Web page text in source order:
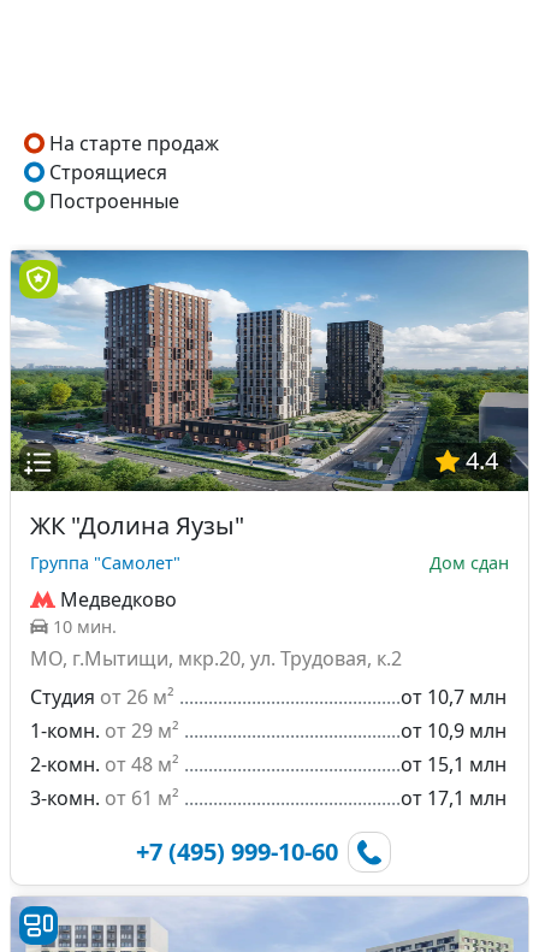
На старте продаж
Строящиеся
Построенные
4.4
ЖК "Долина Яузы"
Группа "Самолет" Дом сдан
Медведково
10 мин.
МО, г.Мытищи, мкр.20, ул. Трудовая, к.2
Студия от 26 м²
от 10,7 млн
1-комн. от 29 м²
от 10,9 млн
2-комн. от 48 м²
от 15,1 млн
3-комн. от 61 м² от 17,1 млн
+7 (495) 999-10-60